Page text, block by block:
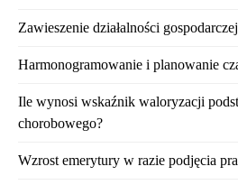
Zawieszenie działalności
Harmonogramowanie i planowanie
Ile wynosi wskaźnik waloryzacji
chorobowego?
Wzrost emerytury w razie podjęcia